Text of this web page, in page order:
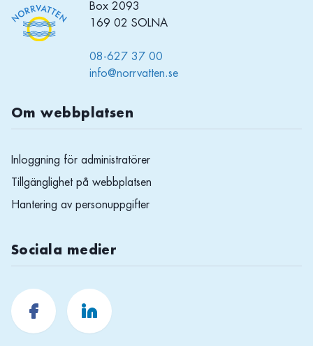
Box 2093
169 02 SOLNA
08-627 37 00
info@norrvatten.se
Om webbplatsen
Inloggning för administratörer
Tillgänglighet på webbplatsen
Hantering av personuppgifter
Sociala medier